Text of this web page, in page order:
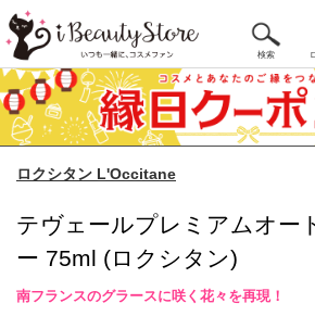
検索
ロクシタン L'Occitane
テヴェールプレミアムオー
ー 75ml (ロクシタン)
南フランスのグラースに咲く花々を再現！